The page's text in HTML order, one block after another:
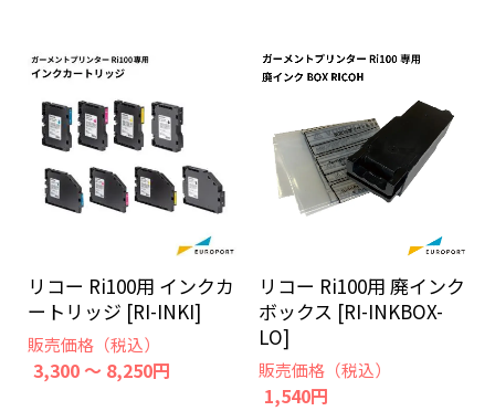
リコー Ri100用 インクカ
ートリッジ [RI-INKI]
販売価格（税込）
3,300 ～ 8,250円
リコー Ri100用 廃インク
ボックス [RI-INKBOX-
LO]
販売価格（税込）
1,540円